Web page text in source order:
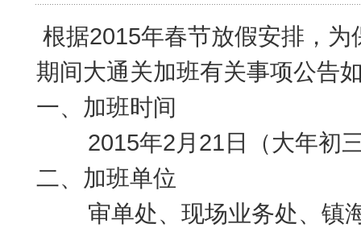
根据2015年春节放假安排，
期间大通关加班有关事项公告
一、加班时间
2015年2月21日（大年初三
二、加班单位
审单处、现场业务处、镇海